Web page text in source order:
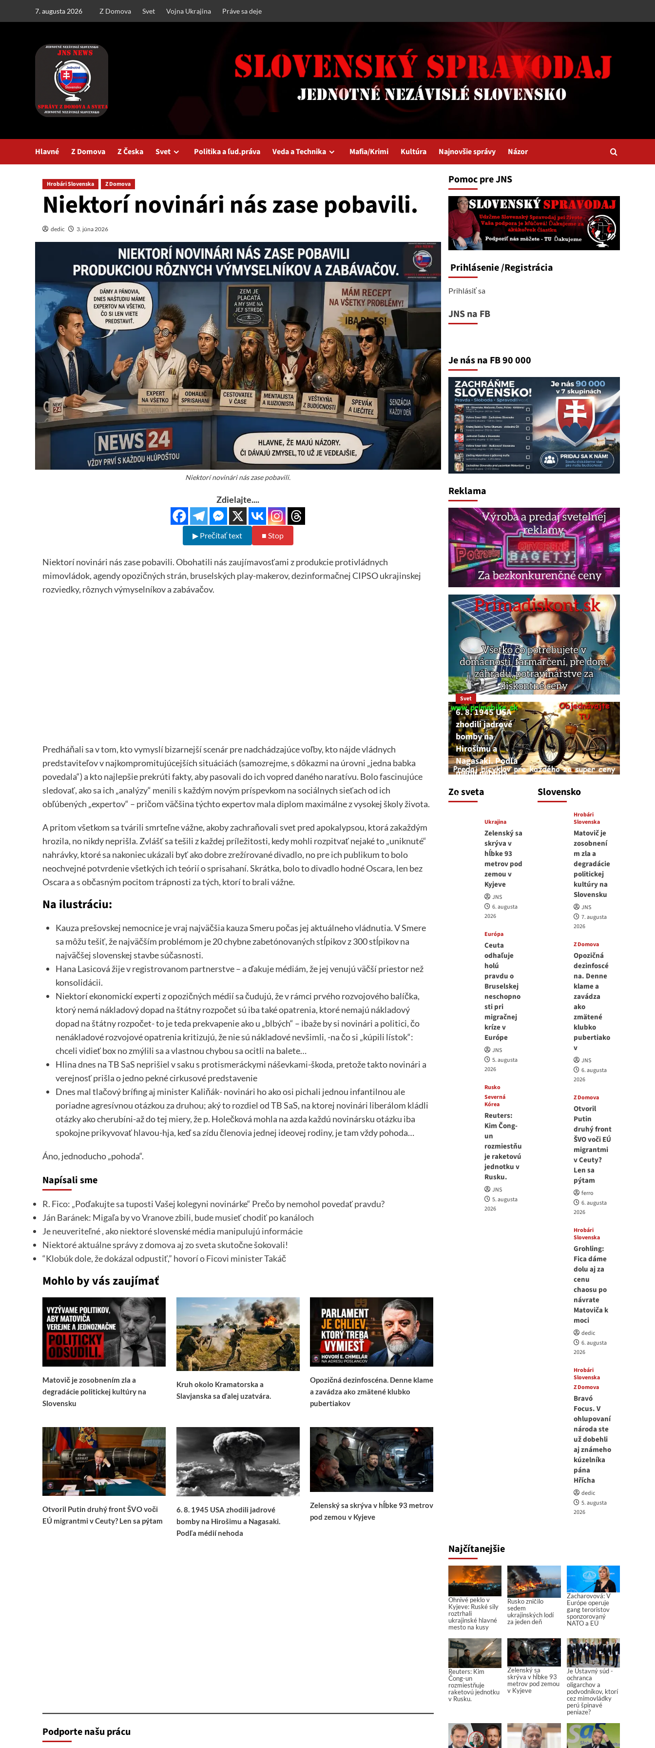
7. augusta 2026 Z Domova Svet Vojna Ukrajina Práve sa deje
Hlavné Z Domova Z Česka Svet Politika a ľud.práva Veda a Technika Mafia/Krimi Kultúra Najnovšie správy Názor
Hrobári Slovenska Z Domova
Niektorí novinári nás zase pobavili.
dedic 3. júna 2026
Niektorí novinári nás zase pobavili.
Zdielajte....
▶ Prečítať text ■ Stop
Niektorí novinári nás zase pobavili. Obohatili nás zaujímavosťami z produkcie protivládnych
mimovládok, agendy opozičných strán, bruselských play-makerov, dezinformačnej CIPSO ukrajinskej
rozviedky, rôznych výmyselníkov a zabávačov.
Predháňali sa v tom, kto vymyslí bizarnejší scenár pre nadchádzajúce voľby, kto nájde vládnych
predstaviteľov v najkompromitujúcejších situáciách (samozrejme, s dôkazmi na úrovni „jedna babka
povedala“) a kto najlepšie prekrúti fakty, aby pasovali do ich vopred daného naratívu. Bolo fascinujúce
sledovať, ako sa ich „analýzy“ menili s každým novým príspevkom na sociálnych sieťach od ich
obľúbených „expertov“ – pričom väčšina týchto expertov mala diplom maximálne z vysokej školy života.
A pritom všetkom sa tvárili smrteľne vážne, akoby zachraňovali svet pred apokalypsou, ktorá zakaždým
hrozila, no nikdy neprišla. Zvlášť sa tešili z každej príležitosti, kedy mohli rozpitvať nejaké to „uniknuté“
nahrávky, ktoré sa nakoniec ukázali byť ako dobre zrežírované divadlo, no pre ich publikum to bolo
neochvejné potvrdenie všetkých ich teórií o sprisahaní. Skrátka, bolo to divadlo hodné Oscara, len bez
Oscara a s občasným pocitom trápnosti za tých, ktorí to brali vážne.
Na ilustráciu:
Kauza prešovskej nemocnice je vraj najväčšia kauza Smeru počas jej aktuálneho vládnutia. V Smere
sa môžu tešiť, že najväčším problémom je 20 chybne zabetónovaných stĺpikov z 300 stĺpikov na
najväčšej slovenskej stavbe súčasnosti.
Hana Lasicová žije v registrovanom partnerstve – a ďakuje médiám, že jej venujú väčší priestor než
konsolidácii.
Niektorí ekonomickí experti z opozičných médií sa čudujú, že v rámci prvého rozvojového balíčka,
ktorý nemá nákladový dopad na štátny rozpočet sú iba také opatrenia, ktoré nemajú nákladový
dopad na štátny rozpočet- to je teda prekvapenie ako u „blbých“ – ibaže by si novinári a politici, čo
nenákladové rozvojové opatrenia kritizujú, že nie sú nákladové nevšimli, -na čo si „kúpili lístok“:
chceli vidieť box no zmýlili sa a vlastnou chybou sa ocitli na balete…
Hlina dnes na TB SaS neprišiel v saku s protismeráckymi náševkami-škoda, pretože takto novinári a
verejnosť prišla o jedno pekné cirkusové predstavenie
Dnes mal tlačový brífing aj minister Kaliňák- novinári ho ako osi pichali jednou infantilnou ale
poriadne agresívnou otázkou za druhou; aký to rozdiel od TB SaS, na ktorej novinári liberálom kládli
otázky ako cherubíni-až do tej miery, že p. Holečková mohla na azda každú novinársku otázku iba
spokojne prikyvovať hlavou-hja, keď sa zídu členovia jednej ideovej rodiny, je tam vždy pohoda…
Áno, jednoducho „pohoda“.
Napísali sme
R. Fico: „Poďakujte sa tuposti Vašej kolegyni novinárke“ Prečo by nemohol povedať pravdu?
Ján Baránek: Migaľa by vo Vranove zbili, bude musieť chodiť po kanáloch
Je neuveriteľné , ako niektoré slovenské média manipulujú informácie
Niektoré aktuálne správy z domova aj zo sveta skutočne šokovali!
“Klobúk dole, že dokázal odpustiť,” hovorí o Ficovi minister Takáč
Mohlo by vás zaujímať
Matovič je zosobnením zla a
degradácie politickej kultúry na
Slovensku
Kruh okolo Kramatorska a
Slavjanska sa ďalej uzatvára.
Opozičná dezinfoscéna. Denne klame
a zavádza ako zmätené klubko
pubertiakov
Otvoril Putin druhý front ŠVO voči
EÚ migrantmi v Ceuty? Len sa pýtam
6. 8. 1945 USA zhodili jadrové
bomby na Hirošimu a Nagasaki.
Podľa médií nehoda
Zelenský sa skrýva v hĺbke 93 metrov
pod zemou v Kyjeve
Podporte našu prácu
Pomoc pre JNS
Prihlásenie/Registrácia
Prihlásiť sa
JNS na FB
Je nás na FB 90 000
Reklama
Zo sveta
Svet
6. 8. 1945 USA
zhodili jadrové
bomby na
Hirošimu a
Nagasaki. Podľa
médií nehoda
6. augusta 2026
Ukrajina
Zelenský sa
skrýva v
hĺbke 93
metrov pod
zemou v
Kyjeve
JNS
6. augusta
2026
Európa
Ceuta
odhaľuje
holú
pravdu o
Bruselskej
neschopno
sti pri
migračnej
kríze v
Európe
JNS
5. augusta
2026
Rusko
Severná
Kórea
Reuters:
Kim Čong-
un
rozmiestňu
je raketovú
jednotku v
Rusku.
JNS
5. augusta
2026
Slovensko
Hrobári
Slovenska
Matovič je
zosobnení
m zla a
degradácie
politickej
kultúry na
Slovensku
JNS
7. augusta
2026
Z Domova
Opozičná
dezinfoscé
na. Denne
klame a
zavádza
ako
zmätené
klubko
pubertiako
v
JNS
6. augusta
2026
Z Domova
Otvoril
Putin
druhý front
ŠVO voči EÚ
migrantmi
v Ceuty?
Len sa
pýtam
ferro
6. augusta
2026
Hrobári
Slovenska
Grohling:
Fica dáme
dolu aj za
cenu
chaosu po
návrate
Matoviča k
moci
dedic
6. augusta
2026
Hrobári
Slovenska
Z Domova
Bravó
Focus. V
ohlupovaní
národa ste
už dobehli
aj známeho
kúzelníka
pána
Hřícha
dedic
5. augusta
2026
Najčítanejšie
Ohnivé peklo v
Kyjeve: Ruské sily
roztrhali
ukrajinské hlavné
mesto na kusy
Rusko zničilo
sedem
ukrajinských lodí
za jeden deň
Zacharovová: V
Európe operuje
gang teroristov
sponzorovaný
NATO a EÚ
Reuters: Kim
Čong-un
rozmiestňuje
raketovú jednotku
v Rusku.
Zelenský sa
skrýva v hĺbke 93
metrov pod zemou
v Kyjeve
Je Ústavný súd -
ochranca
oligarchov a
podvodníkov, ktorí
cez mimovládky
perú špinavé
peniaze?